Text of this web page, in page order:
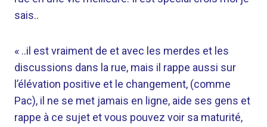
sais..
« ..il est vraiment de et avec les merdes et les
discussions dans la rue, mais il rappe aussi sur
l’élévation positive et le changement, (comme
Pac), il ne se met jamais en ligne, aide ses gens et
rappe à ce sujet et vous pouvez voir sa maturité,